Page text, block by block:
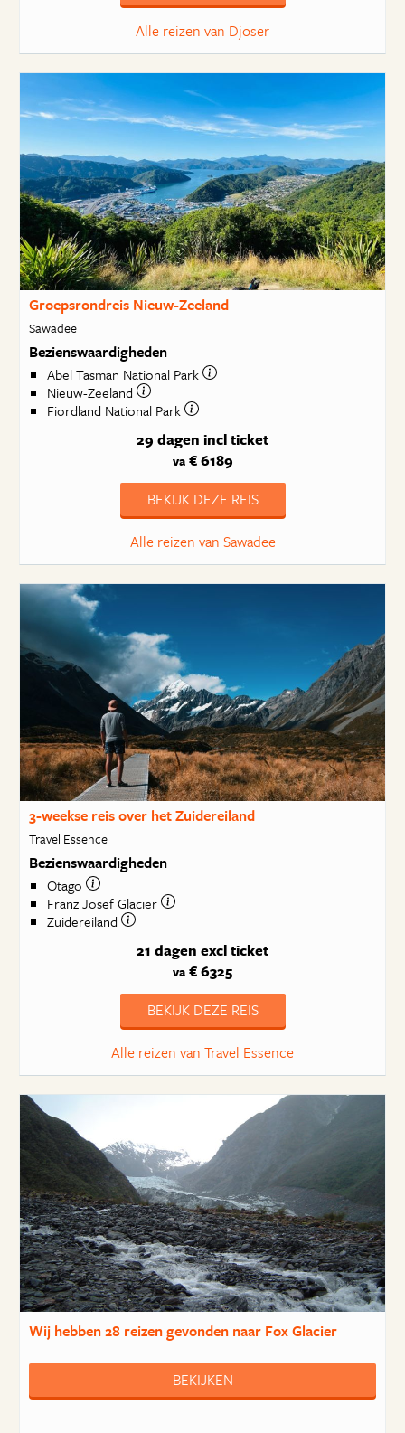
Alle reizen van Djoser
Groepsrondreis Nieuw-Zeeland
Sawadee
Bezienswaardigheden
Abel Tasman National Park
Nieuw-Zeeland
Fiordland National Park
29 dagen incl ticket
va€ 6189
BEKIJK DEZE REIS
Alle reizen van Sawadee
3-weekse reis over het Zuidereiland
Travel Essence
Bezienswaardigheden
Otago
Franz Josef Glacier
Zuidereiland
21 dagen excl ticket
va € 6325
BEKIJK DEZE REIS
Alle reizen van Travel Essence
Wij hebben28 reizengevonden naar Fox Glacier
BEKIJKEN